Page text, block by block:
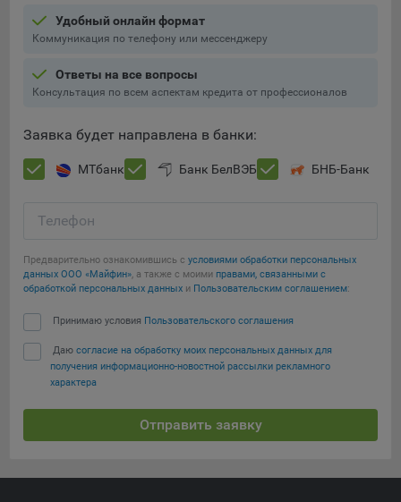
Отключение аналитических файлов cookie не позволяет
определять предпочтения пользователей сайта, в том числе
меры по совершенствованию работы сайта исходя из
предпочтений пользователей.
При этом, некоторые браузеры позволяют посещать
хранимый на компьютере объем информации и
сохраненные файлов cookie выбрав соответствующую
Подробнее о параметрах управления можно ознакомиться,
перейдя по внешним ссылкам, ведущим на
соответствующие страницы сайтов основных браузеров:
Firefox
Chrome
Internet Explorer
Сохранить по умолчанию
Удобный онлайн формат
Коммуникация по телефону или мессенджеру
Ответы на все вопросы
Консультация по всем аспектам кредита от профессионалов
Заявка будет направлена в банки:
МТбанк Банк БелВЭБ БНБ-Банк
Телефон
Предварительно ознакомившись с условиями обработки персональных
данных ООО «Майфин», а также с моими правами, связанными с
обработкой персональных данных и Пользовательским соглашением:
Принимаю условия Пользовательского соглашения
Даю согласие на обработку моих персональных данных для
получения информационно-новостной рассылки рекламного
характера
Отправить заявку